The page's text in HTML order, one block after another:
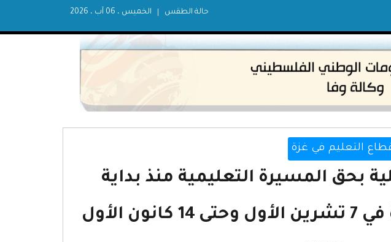
الخميس ، 06 آب ، 2026 حالة الطقس
التعليم في غزة
بحق المسيرة التعليمية منذ بداية
العدوان على قطاع غزة في 7 تشرين الأول وحتى 14 كانون الأول